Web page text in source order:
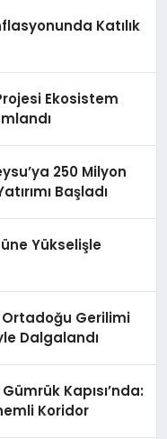
Katılık
Ekosistem
250 Milyon
Başladı
Yükselişle
Gerilimi
Dalgalandı
Kapısı’nda:
Koridor